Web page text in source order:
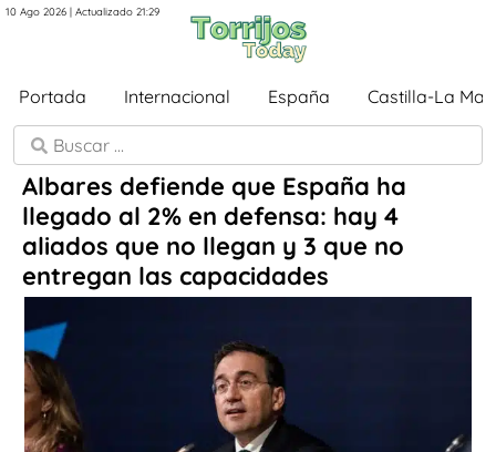
10 Ago 2026 | Actualizado 21:29
Portada Internacional España Castilla-La
Albares defiende que España ha
llegado al 2% en defensa: hay 4
aliados que no llegan y 3 que no
entregan las capacidades